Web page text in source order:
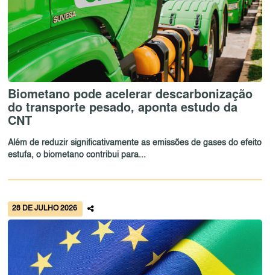
Biometano pode acelerar descarbonização
do transporte pesado, aponta estudo da
CNT
Além de reduzir significativamente as emissões de gases do efeito
estufa, o biometano contribui para...
28 DE JULHO 2026